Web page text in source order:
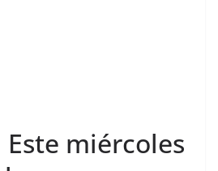
Este miércoles